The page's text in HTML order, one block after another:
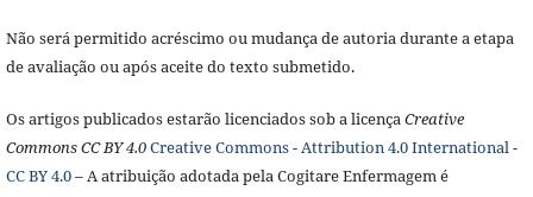
Não será permitido acréscimo ou mudança de autoria durante a etapa
de avaliação ou após aceite do texto submetido.
Os artigos publicados estarão licenciados sob a licençaCreative
Commons CC BY 4.0Creative Commons - Attribution 4.0 International -
CC BY 4.0– A atribuição adotada pela Cogitare Enfermagem é